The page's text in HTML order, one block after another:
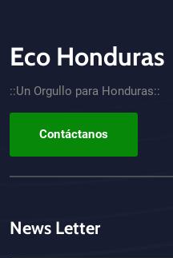
CTA - Footer
Eco Honduras
::Un Orgullo para Honduras::
Contáctanos
News Letter